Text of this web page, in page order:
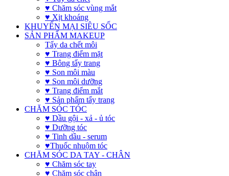
♥ Chăm sóc vùng mắt
♥ Xịt khoáng
KHUYẾN MẠI SIÊU SỐC
SẢN PHẨM MAKEUP
Tẩy da chết môi
♥ Trang điểm mặt
♥ Bông tẩy trang
♥ Son môi màu
♥ Son môi dưỡng
♥ Trang điểm mắt
♥ Sản phẩm tẩy trang
CHĂM SÓC TÓC
♥ Dầu gội - xả - ủ tóc
♥ Dưỡng tóc
♥ Tinh dầu - serum
♥Thuốc nhuộm tóc
CHĂM SÓC DA TAY - CHÂN
♥ Chăm sóc tay
♥ Chăm sóc chân